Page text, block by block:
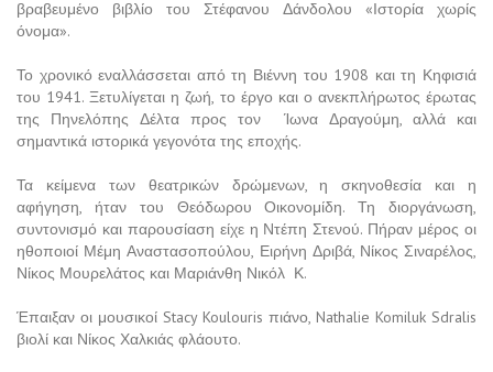
βραβευμένο βιβλίο του Στέφανου Δάνδολου «Ιστορία χωρίς
όνομα».
Το χρονικό εναλλάσσεται από τη Βιέννη του 1908 και τη Κηφισιά
του 1941. Ξετυλίγεται η ζωή, το έργο και ο ανεκπλήρωτος έρωτας
της Πηνελόπης Δέλτα προς τον
Ίωνα Δραγούμη, αλλά και
σημαντικά ιστορικά γεγονότα της εποχής.
Τα κείμενα των θεατρικών δρώμενων, η σκηνοθεσία και η
αφήγηση, ήταν του Θεόδωρου Οικονομίδη. Τη διοργάνωση,
συντονισμό και παρουσίαση είχε η Ντέπη Στενού. Πήραν μέρος οι
ηθοποιοί Μέμη Αναστασοπούλου, Ειρήνη Δριβά, Νίκος Σιναρέλος,
Νίκος Μουρελάτος και Μαριάνθη Νικόλ Κ.
Έπαιξαν οι μουσικοί Stacy Koulouris πιάνο, Nathalie Komiluk Sdralis
βιολί και Νίκος Χαλκιάς φλάουτο.